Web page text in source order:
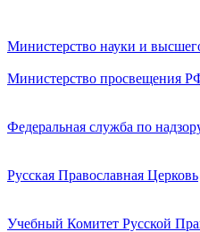
Министерство науки и
Министерство просвещения
Федеральная служба по
Русская Православная Церковь
Учебный Комитет Русской